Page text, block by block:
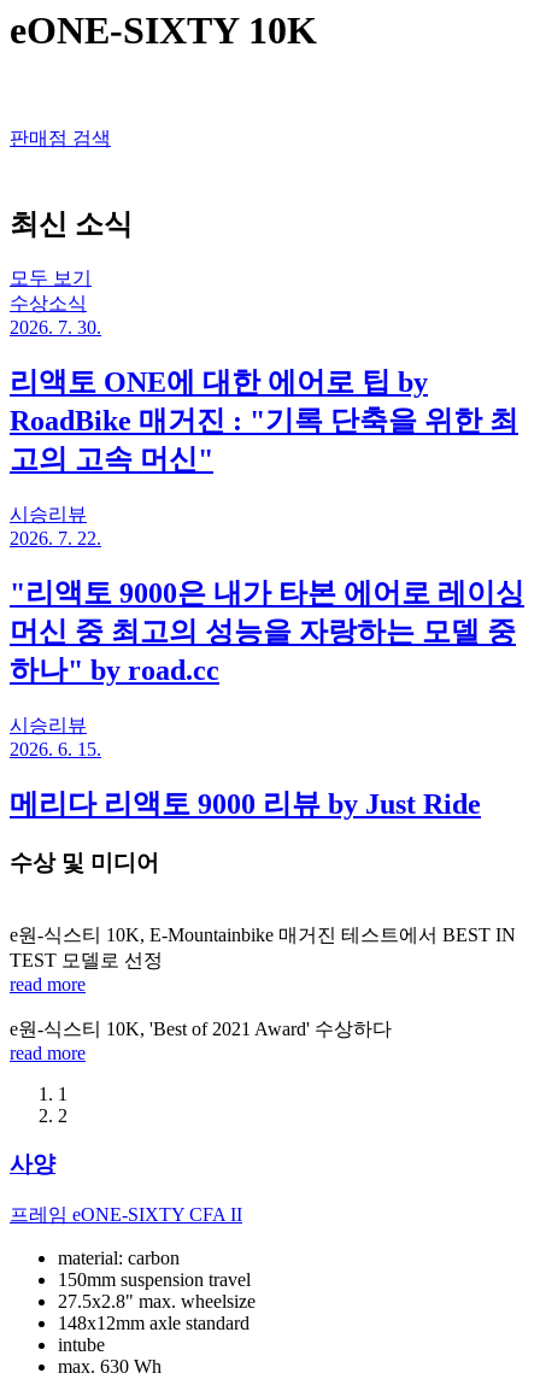
eONE-SIXTY 10K
판매점 검색
최신 소식
모두 보기
수상소식
2026. 7. 30.
리액토 ONE에 대한 에어로 팁 by
RoadBike 매거진 : "기록 단축을 위한 최
고의 고속 머신"
시승리뷰
2026. 7. 22.
"리액토 9000은 내가 타본 에어로 레이싱
머신 중 최고의 성능을 자랑하는 모델 중
하나" by road.cc
시승리뷰
2026. 6. 15.
메리다 리액토 9000 리뷰 by Just Ride
수상 및 미디어
e원-식스티 10K, E-Mountainbike 매거진 테스트에서 BEST IN
TEST 모델로 선정
read more
e원-식스티 10K, 'Best of 2021 Award' 수상하다
read more
1
2
사양
프레임 eONE-SIXTY CFA II
material: carbon
150mm suspension travel
27.5x2.8" max. wheelsize
148x12mm axle standard
intube
max. 630 Wh